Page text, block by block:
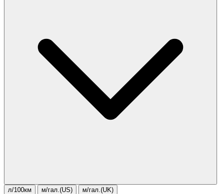
л/100км м/гал.(US) м/гал.(UK)